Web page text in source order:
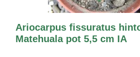
Ariocarpus fissuratus
Matehuala pot 5,5 cm IA